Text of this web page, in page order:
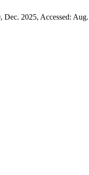
Dec. 2025, Accessed: